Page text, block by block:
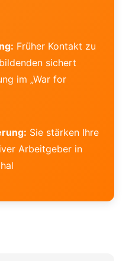
Früher Kontakt zu
sichert
im „War for
Sie stärken Ihre
Arbeitgeber in